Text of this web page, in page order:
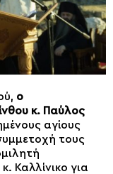
ο
κ. Παύλος
αγίους
τους
Καλλίνικο για